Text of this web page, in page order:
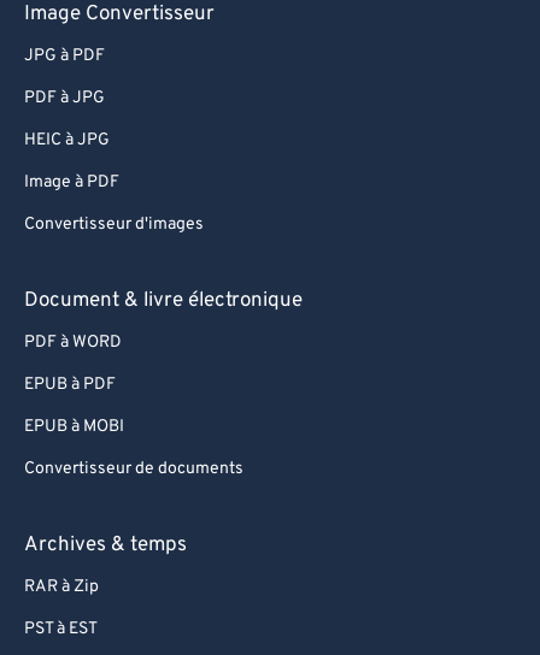
Image Convertisseur
JPG à PDF
PDF à JPG
HEIC à JPG
Image à PDF
Convertisseur d'images
Document & livre électronique
PDF à WORD
EPUB à PDF
EPUB à MOBI
Convertisseur de documents
Archives & temps
RAR à Zip
PST à EST